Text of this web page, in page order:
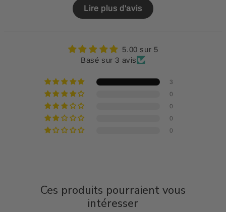
Lire plus d'avis
5.00 sur 5
Basé sur 3 avis
3
0
0
0
0
Ces produits pourraient vous
intéresser